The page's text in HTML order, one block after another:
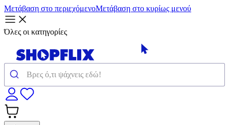
Μετάβαση στο περιεχόμενοΜετάβαση στο κυρίως μενού
Όλες οι κατηγορίες